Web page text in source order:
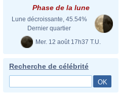
Phase de la lune
Lune décroissante, 45.54%
Dernier quartier
Mer. 12 août 17h37 T.U.
Recherche de célébrité